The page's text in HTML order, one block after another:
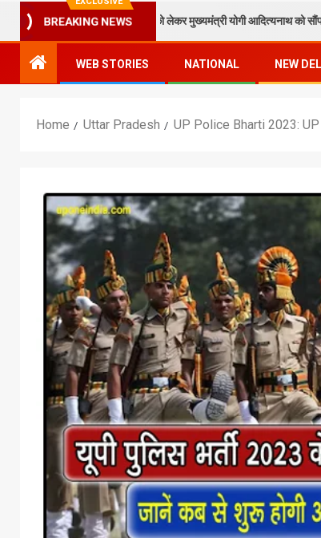
BREAKING NEWS
ने टेकुआटार के विकास को लेकर मुख्यमंत्री योगी आदित्यनाथ को सौंपा मांग पत्र
WEB STORIES NATIONAL NEW
Home Uttar Pradesh UP Police Bharti 2023: UP